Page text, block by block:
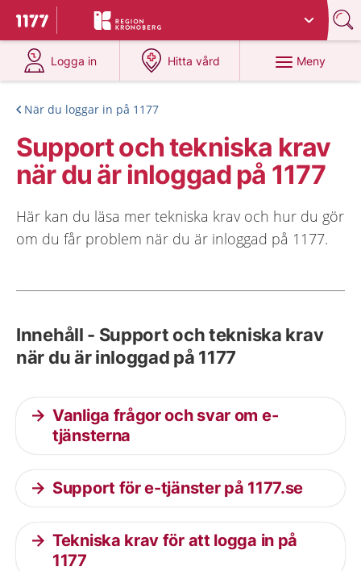
Till startsidan för 1177
Du har valt region
Logga in
på 1177.se
Hitta vård
på 1177.se
Meny
När du loggar in på 1177
Support och tekniska krav
när du är inloggad på 1177
Här kan du läsa mer tekniska krav och hur du gör
om du får problem när du är inloggad på 1177.
Innehåll - Support och tekniska krav
när du är inloggad på 1177
Vanliga frågor och svar om e-
tjänsterna
Support för e-tjänster på 1177.se
Tekniska krav för att logga in på
1177